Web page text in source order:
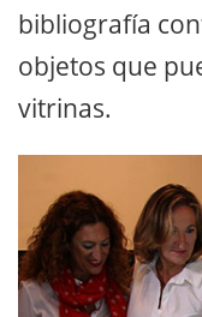
bibliografía
objetos que
vitrinas.